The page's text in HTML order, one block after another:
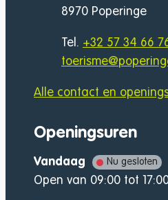
,8970 Poperinge
+32 57 34 66
E-mailtoerisme@
Alle contact en
Openingsuren
Vandaag Nu gesloten
Open van 09:00 tot